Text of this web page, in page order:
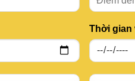
Thời gian